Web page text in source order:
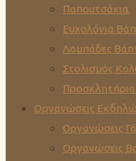
Παπουτσάκια
Ευχολόγια
Λαμπάδες
Στολισμός
Οργανώσεις
Οργανώσεις
Οργανώσεις